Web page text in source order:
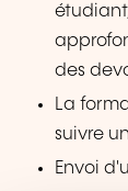
des
La
suivre
Envoi